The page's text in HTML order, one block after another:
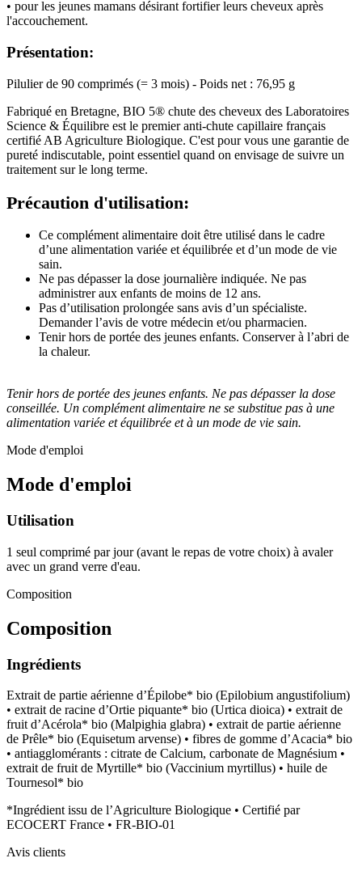
• pour les jeunes mamans désirant fortifier leurs cheveux après
l'accouchement.
Présentation:
Pilulier de 90 comprimés (= 3 mois) - Poids net : 76,95 g
Fabriqué en Bretagne, BIO 5® chute des cheveux des Laboratoires
Science & Équilibre est le premier anti-chute capillaire français
certifié AB Agriculture Biologique. C'est pour vous une garantie de
pureté indiscutable, point essentiel quand on envisage de suivre un
traitement sur le long terme.
Précaution d'utilisation:
Ce complément alimentaire doit être utilisé dans le cadre
d’une alimentation variée et équilibrée et d’un mode de vie
sain.
Ne pas dépasser la dose journalière indiquée. Ne pas
administrer aux enfants de moins de 12 ans.
Pas d’utilisation prolongée sans avis d’un spécialiste.
Demander l’avis de votre médecin et/ou pharmacien.
Tenir hors de portée des jeunes enfants. Conserver à l’abri de
la chaleur.
Tenir hors de portée des jeunes enfants. Ne pas dépasser la dose
conseillée. Un complément alimentaire ne se substitue pas à une
alimentation variée et équilibrée et à un mode de vie sain.
Mode d'emploi
Mode d'emploi
Utilisation
1 seul comprimé par jour (avant le repas de votre choix) à avaler
avec un grand verre d'eau.
Composition
Composition
Ingrédients
Extrait de partie aérienne d’Épilobe* bio (Epilobium angustifolium)
• extrait de racine d’Ortie piquante* bio (Urtica dioica) • extrait de
fruit d’Acérola* bio (Malpighia glabra) • extrait de partie aérienne
de Prêle* bio (Equisetum arvense) • fibres de gomme d’Acacia* bio
• antiagglomérants : citrate de Calcium, carbonate de Magnésium •
extrait de fruit de Myrtille* bio (Vaccinium myrtillus) • huile de
Tournesol* bio
*Ingrédient issu de l’Agriculture Biologique • Certifié par
ECOCERT France • FR-BIO-01
Avis clients